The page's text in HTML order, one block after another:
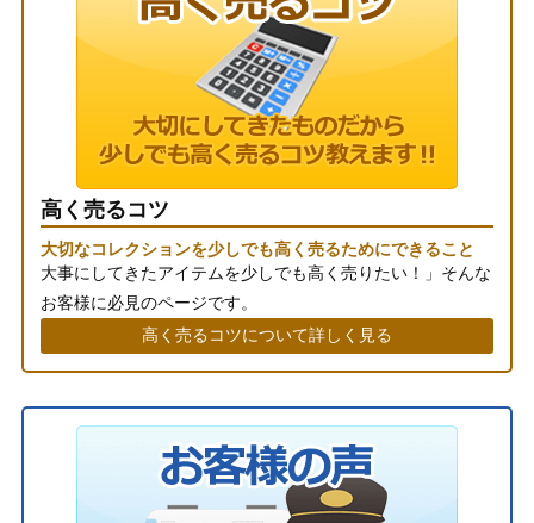
高く売るコツ
大切なコレクションを少しでも高く売るためにできること
大事にしてきたアイテムを少しでも高く売りたい！」そんな
お客様に必見のページです。
高く売るコツについて詳しく見る